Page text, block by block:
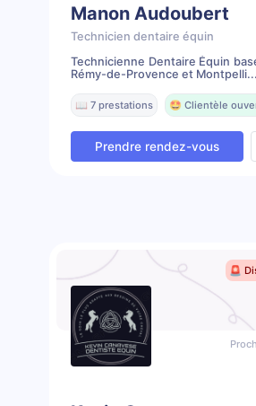
Manon Audoubert
Technicien dentaire équin
Technicienne Dentaire Équin
Rémy-de-Provence et Montpelli...
📖 7 prestations 🤩 Clientèle
Prendre rendez-vous
🚨